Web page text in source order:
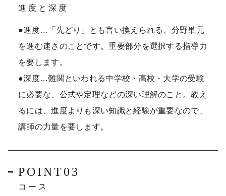
進度と深度
●進度…「先どり」とも言い換えられる、分野単元
を進む速さのことです。重要部分を選択する指導力
を要します。
●深度…難関といわれる中学校・高校・大学の受験
に必要な、公式や定理などの深い理解のこと。教え
るには、進度よりも深い知識と経験が重要なので、
講師の力量を要します。
POINT03
コース